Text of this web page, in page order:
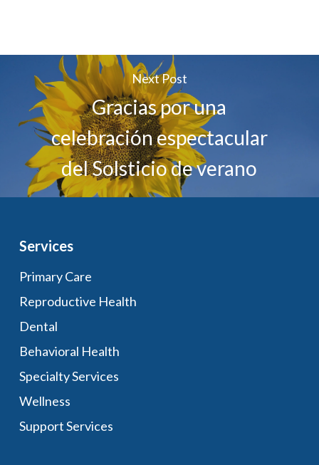
Next Post
Gracias por una
celebración espectacular
del Solsticio de verano
Services
Primary Care
Reproductive Health
Dental
Behavioral Health
Specialty Services
Wellness
Support Services